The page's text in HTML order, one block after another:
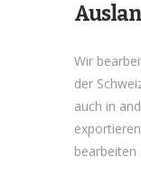
Wir
der
auch in
bearbeiten